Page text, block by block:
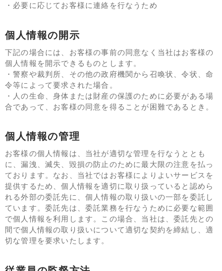
・必要に応じてお客様に連絡を行なうため
個人情報の開示
下記の場合には、お客様の事前の同意なく当社はお客様の
個人情報を開示できるものとします。
・警察や裁判所、その他の政府機関から召喚状、令状、命
令等によって要求された場合。
・人の生命、身体または財産の保護のために必要がある場
合であって、お客様の同意を得ることが困難であるとき。
個人情報の管理
お客様の個人情報は、当社が適切な管理を行なうととも
に、漏洩、滅失、毀損の防止のために最大限の注意を払っ
ております。なお、当社ではお客様によりよいサービスを
提供するため、個人情報を適切に取り扱っていると認めら
れる外部の委託先に、個人情報の取り扱いの一部を委託し
ています。委託先は、委託業務を行なうために必要な範囲
で個人情報を利用します。この場合、当社は、委託先との
間で個人情報の取り扱いについて適切な契約を締結し、適
切な管理を要求いたします。